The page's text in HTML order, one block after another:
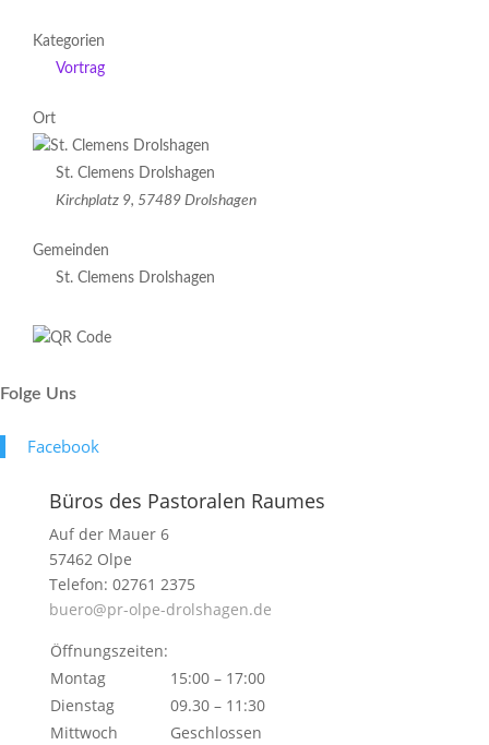
Kategorien
Vortrag
Ort
St. Clemens Drolshagen
Kirchplatz 9, 57489 Drolshagen
Gemeinden
St. Clemens Drolshagen
Folge Uns
Face­book
Büros des Pastoralen Raumes
Auf der Mauer 6
57462 Olpe
Telefon: 02761 2375
buero@pr-olpe-drolshagen.de
Öffnungszeiten:
Montag
15:00 – 17:00
Dienstag
09.30 – 11:30
Mittwoch
Geschlossen